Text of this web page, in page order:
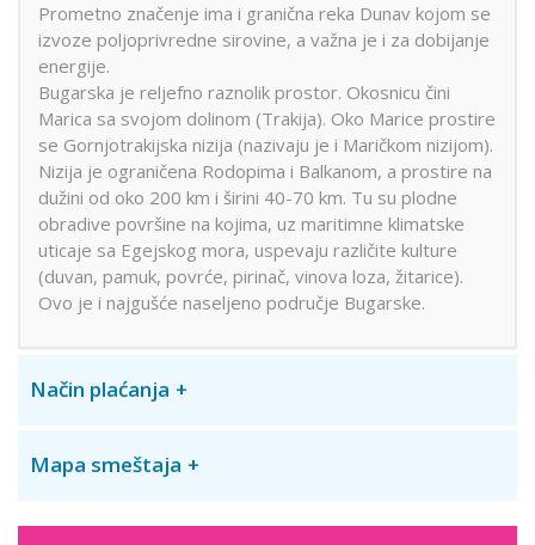
Prometno značenje ima i granična reka Dunav kojom se
izvoze poljoprivredne sirovine, a važna je i za dobijanje
energije.
Bugarska je reljefno raznolik prostor. Okosnicu čini
Marica sa svojom dolinom (Trakija). Oko Marice prostire
se Gornjotrakijska nizija (nazivaju je i Maričkom nizijom).
Nizija je ograničena Rodopima i Balkanom, a prostire na
dužini od oko 200 km i širini 40-70 km. Tu su plodne
obradive površine na kojima, uz maritimne klimatske
uticaje sa Egejskog mora, uspevaju različite kulture
(duvan, pamuk, povrće, pirinač, vinova loza, žitarice).
Ovo je i najgušće naseljeno područje Bugarske.
Način plaćanja
Mapa smeštaja